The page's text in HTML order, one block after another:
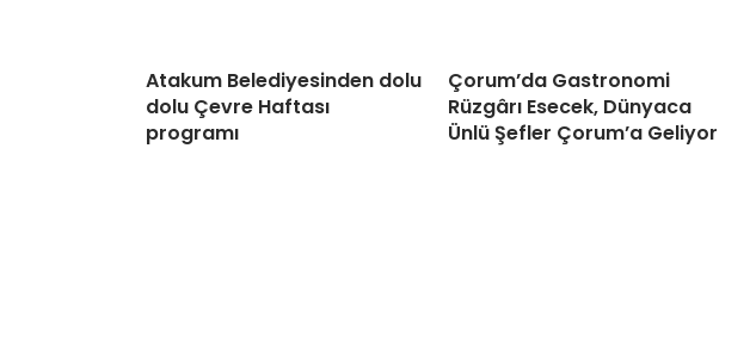
Atakum Belediyesinden dolu
dolu Çevre Haftası
programı
Çorum’da Gastronomi
Rüzgârı Esecek, Dünyaca
Ünlü Şefler Çorum’a Geliyor